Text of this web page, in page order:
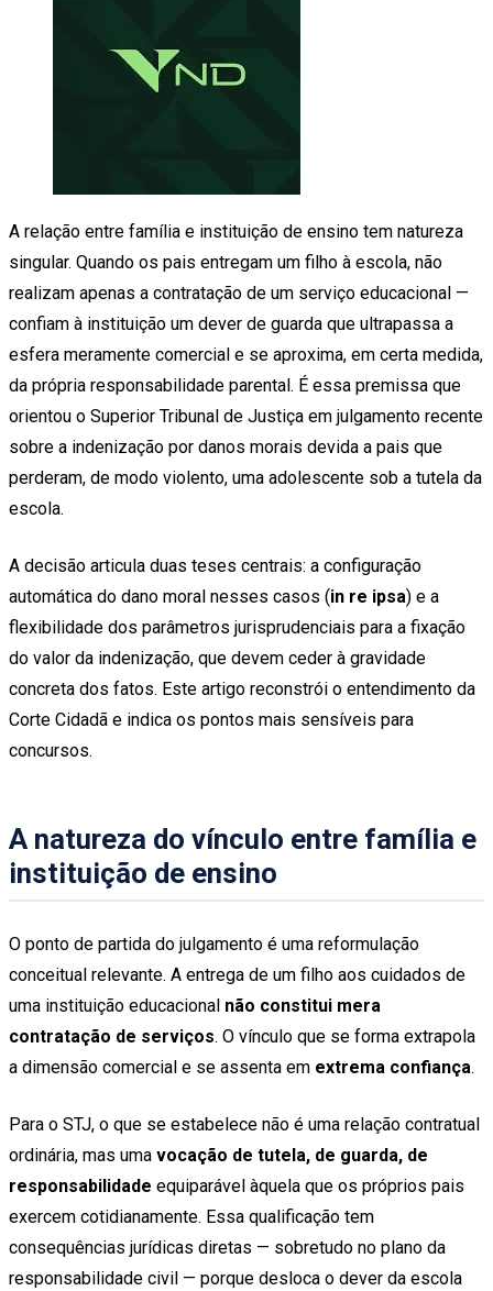
A relação entre família e instituição de ensino tem natureza
singular. Quando os pais entregam um filho à escola, não
realizam apenas a contratação de um serviço educacional —
confiam à instituição um dever de guarda que ultrapassa a
esfera meramente comercial e se aproxima, em certa medida,
da própria responsabilidade parental. É essa premissa que
orientou o Superior Tribunal de Justiça em julgamento recente
sobre a indenização por danos morais devida a pais que
perderam, de modo violento, uma adolescente sob a tutela da
escola.
A decisão articula duas teses centrais: a configuração
automática do dano moral nesses casos (in re ipsa) e a
flexibilidade dos parâmetros jurisprudenciais para a fixação
do valor da indenização, que devem ceder à gravidade
concreta dos fatos. Este artigo reconstrói o entendimento da
Corte Cidadã e indica os pontos mais sensíveis para
concursos.
A natureza do vínculo entre família e
instituição de ensino
O ponto de partida do julgamento é uma reformulação
conceitual relevante. A entrega de um filho aos cuidados de
uma instituição educacional não constitui mera
contratação de serviços. O vínculo que se forma extrapola
a dimensão comercial e se assenta em extrema confiança.
Para o STJ, o que se estabelece não é uma relação contratual
ordinária, mas uma vocação de tutela, de guarda, de
responsabilidade equiparável àquela que os próprios pais
exercem cotidianamente. Essa qualificação tem
consequências jurídicas diretas — sobretudo no plano da
responsabilidade civil — porque desloca o dever da escola